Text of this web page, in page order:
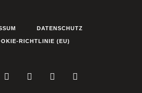
DATENSCHUTZ
RICHTLINIE (EU)